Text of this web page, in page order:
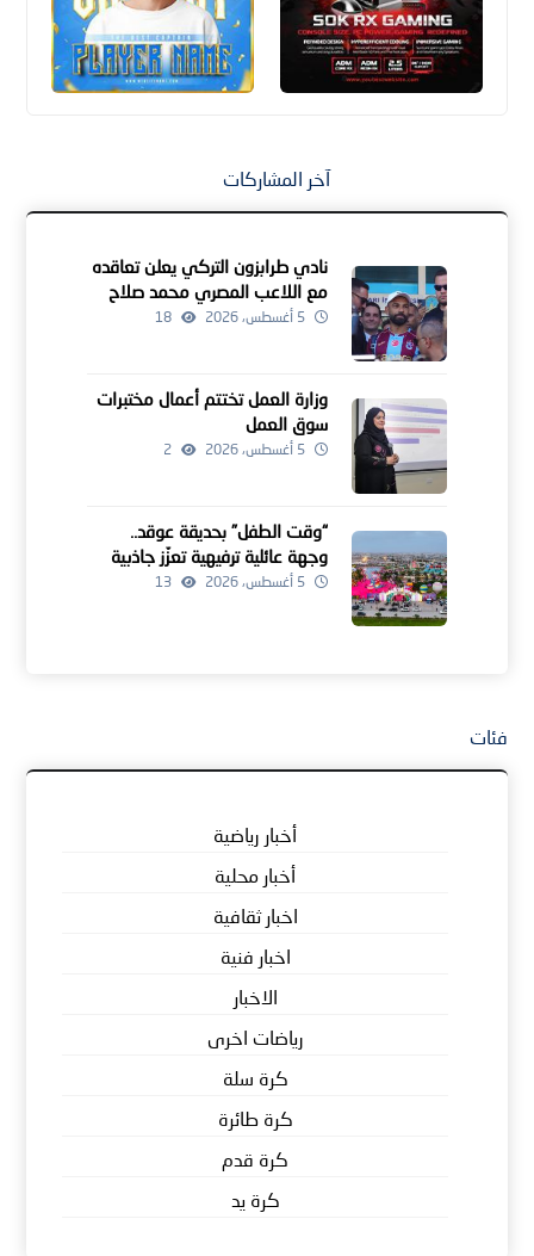
آخر المشاركات
نادي طرابزون التركي يعلن تعاقده
مع اللاعب المصري محمد صلاح
5 أغسطس، 2026 18
وزارة العمل تختتم أعمال مختبرات
سوق العمل
5 أغسطس، 2026 2
“وقت الطفل” بحديقة عوقد..
وجهة عائلية ترفيهية تعزّز جاذبية
موسم خريف ظفار
5 أغسطس، 2026 13
فئات
أخبار رياضية
أخبار محلية
اخبار ثقافية
اخبار فنية
الاخبار
رياضات اخرى
كرة سلة
كرة طائرة
كرة قدم
كرة يد